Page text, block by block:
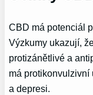
CBD má potenciál
Výzkumy ukazují,
protizánětlivé a
má protikonvulzivní
a depresi.